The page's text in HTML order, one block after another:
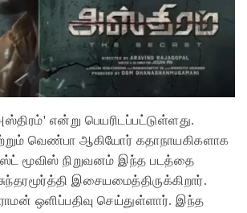
என்று பெயரிடப்பட்டுள்ளது.
வெண்பா ஆகியோர் கதாநாயகிகளாக
மூவிஸ் நிறுவனம் இந்த படத்தை
இசையமைத்திருக்கிறார்.
ஒளிப்பதிவு செய்துள்ளார். இந்த